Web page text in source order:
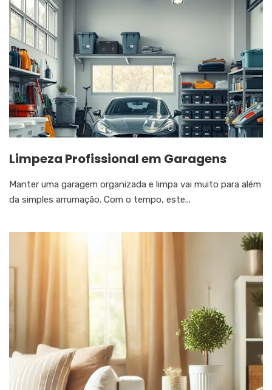
Limpeza Profissional em Garagens
Manter uma garagem organizada e limpa vai muito para além
da simples arrumação. Com o tempo, este...